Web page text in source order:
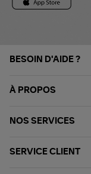
BESOIN D'AIDE ?
À PROPOS
NOS SERVICES
SERVICE CLIENT